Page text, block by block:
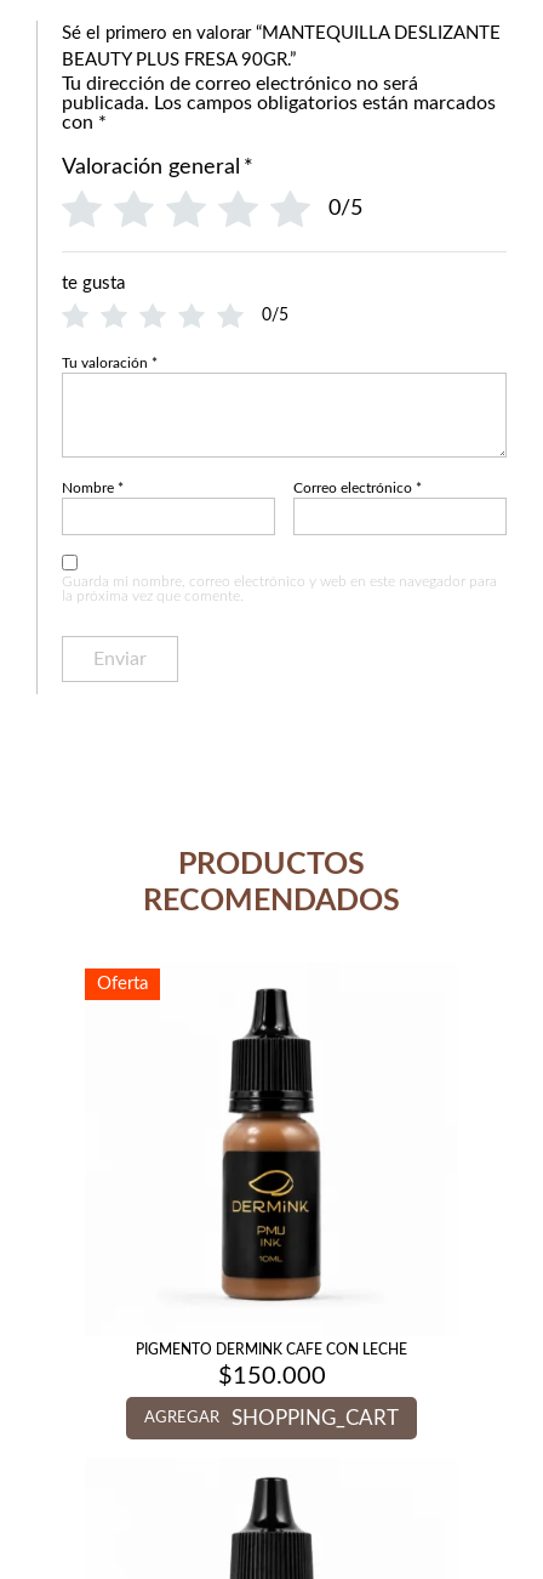
Sé el primero en valorar “MANTEQUILLA DESLIZANTE
BEAUTY PLUS FRESA 90GR.”
Tu dirección de correo electrónico no será
publicada. Los campos obligatorios están marcados
con *
Valoración general *
0/5
te gusta
0/5
Tu valoración *
Nombre * Correo electrónico *
Guarda mi nombre, correo electrónico y web en este navegador para
la próxima vez que comente.
PRODUCTOS
RECOMENDADOS
PIGMENTO DERMINK CAFE CON LECHE
$150.000
AGREGAR SHOPPING_CART
Oferta